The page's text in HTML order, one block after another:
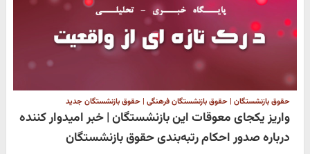
حقوق بازنشستگان | حقوق بازنشستگان فرهنگی | حقوق بازنشستگان جدید
واریز یکجای معوقات این بازنشستگان | خبر امیدوار کننده
درباره صدور احکام رتبه‌بندی حقوق بازنشستگان